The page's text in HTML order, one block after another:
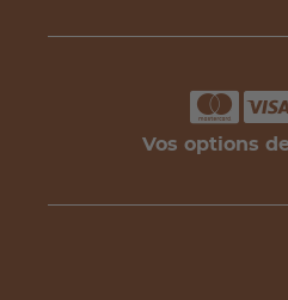
Vos options